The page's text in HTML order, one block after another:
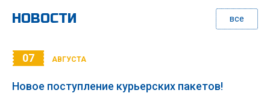
НОВОСТИ все
07 АВГУСТА
Новое поступление курьерских пакетов!